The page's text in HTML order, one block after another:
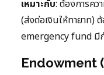
เหมาะกับ: ต้องการค
(ส่งต่อเงินให้ทายาท)
emergency fund มี
Endowment